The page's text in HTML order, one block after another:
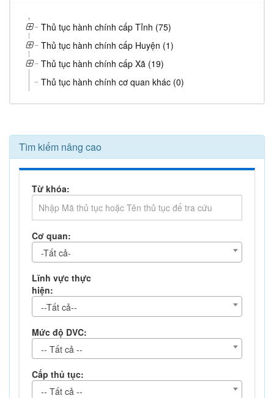
Thủ tục hành chính cấp Tỉnh (75)
Thủ tục hành chính cấp Huyện (1)
Thủ tục hành chính cấp Xã (19)
Thủ tục hành chính cơ quan khác (0)
Tìm kiếm nâng cao
Từ khóa:
Cơ quan:
-Tất cả-
Lĩnh vực thực
hiện:
--Tất cả--
Mức độ DVC:
-- Tất cả --
Cấp thủ tục:
-- Tất cả --